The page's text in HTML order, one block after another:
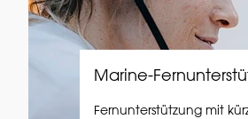
Marine-
Fernunterstützung mit